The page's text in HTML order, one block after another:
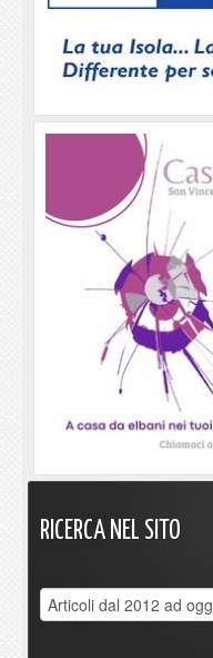
RICERCA NEL SITO